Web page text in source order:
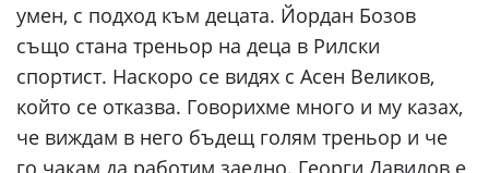
умен, с подход към децата. Йордан Бозов
също стана треньор на деца в Рилски
спортист. Наскоро се видях с Асен Великов,
който се отказва. Говорихме много и му казах,
че виждам в него бъдещ голям треньор и че